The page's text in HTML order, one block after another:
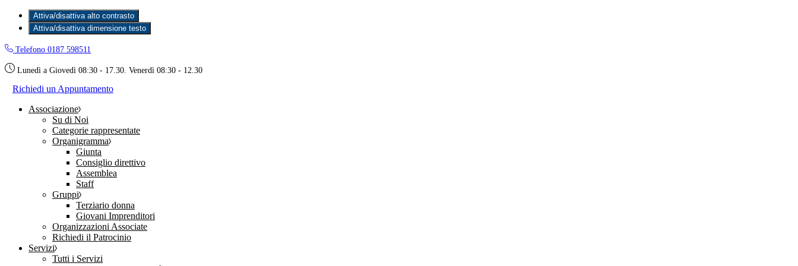
Attiva/disattiva alto contrasto
Attiva/disattiva dimensione testo
Skip
the
Telefono 0187 598511
Lunedì a Giovedì 08:30 - 17.30. Venerdì 08:30 - 12.30
Richiedi un Appuntamento
Associazione
Su di Noi
Categorie rappresentate
Organigramma
Giunta
Consiglio direttivo
Assemblea
Staff
Gruppi
Terziario donna
Giovani Imprenditori
Organizzazioni Associate
Richiedi il Patrocinio
Servizi
Tutti i Servizi